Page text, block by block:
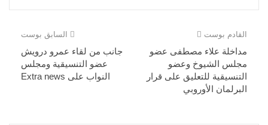
السابق بوست
جانب من لقاء عمرو درويش
عضو التنسيقية ومجلس
النواب على Extra news
القادم بوست
مداخلة علاء مصطفى عضو
مجلس الشيوخ وعضو
التنسيقية للتعليق على قرار
البرلمان الأوروبي